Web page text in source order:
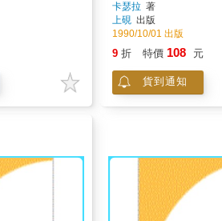
卡瑟拉著
上硯 出版
1990/10/01 出版
9 折 特價 108 元
貨到通知